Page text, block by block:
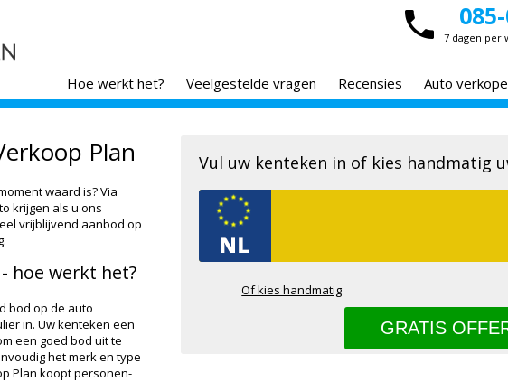
7 dagen per
Hoe werkt het? Veelgestelde vragen Recensies Auto
Plan
waard is? Via
krijgen als u ons
vrijblijvend aanbod op
hoe werkt het?
bod op de auto
in. Uw kenteken een
een goed bod uit te
het merk en type
Plan koopt personen-
Vul uw kenteken in of kies handmatig
Of kies handmatig